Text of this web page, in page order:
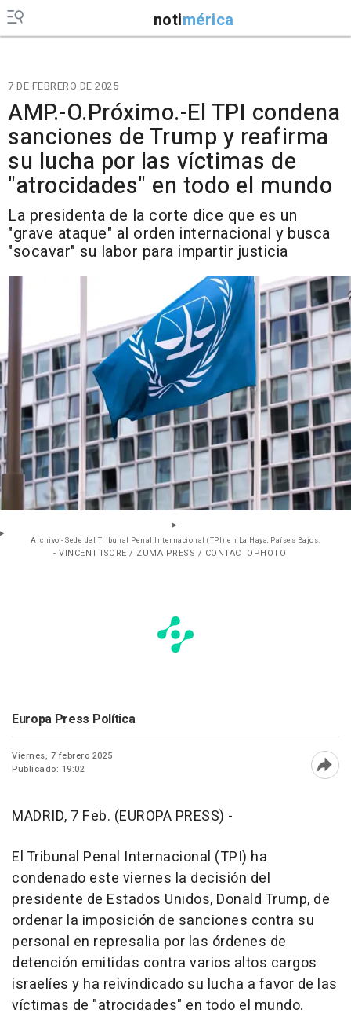
notimérica
7 DE FEBRERO DE 2025
AMP.-O.Próximo.-El TPI condena
sanciones de Trump y reafirma
su lucha por las víctimas de
"atrocidades" en todo el mundo
La presidenta de la corte dice que es un
"grave ataque" al orden internacional y busca
"socavar" su labor para impartir justicia
Archivo - Sede del Tribunal Penal Internacional (TPI) en La Haya, Países Bajos.
- VINCENT ISORE / ZUMA PRESS / CONTACTOPHOTO
Europa Press Política
Viernes, 7 febrero 2025
Publicado: 19:02
MADRID, 7 Feb. (EUROPA PRESS) -
El Tribunal Penal Internacional (TPI) ha
condenado este viernes la decisión del
presidente de Estados Unidos, Donald Trump, de
ordenar la imposición de sanciones contra su
personal en represalia por las órdenes de
detención emitidas contra varios altos cargos
israelíes y ha reivindicado su lucha a favor de las
víctimas de "atrocidades" en todo el mundo.